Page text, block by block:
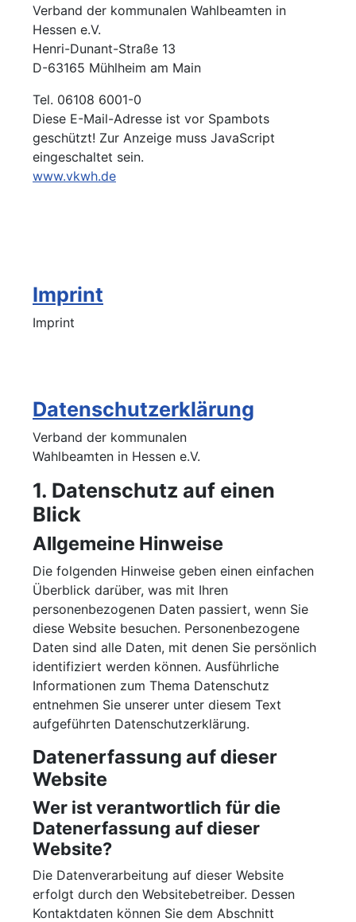
Verband der kommunalen Wahlbeamten in
Hessen e.V.
Henri-Dunant-Straße 13
D-63165 Mühlheim am Main
Tel. 06108 6001-0
Diese E-Mail-Adresse ist vor Spambots
geschützt! Zur Anzeige muss JavaScript
eingeschaltet sein.
www.vkwh.de
Imprint
Imprint
Datenschutzerklärung
Verband der kommunalen
Wahlbeamten in Hessen e.V.
1. Datenschutz auf einen
Blick
Allgemeine Hinweise
Die folgenden Hinweise geben einen einfachen
Überblick darüber, was mit Ihren
personenbezogenen Daten passiert, wenn Sie
diese Website besuchen. Personenbezogene
Daten sind alle Daten, mit denen Sie persönlich
identifiziert werden können. Ausführliche
Informationen zum Thema Datenschutz
entnehmen Sie unserer unter diesem Text
aufgeführten Datenschutzerklärung.
Datenerfassung auf dieser
Website
Wer ist verantwortlich für die
Datenerfassung auf dieser
Website?
Die Datenverarbeitung auf dieser Website
erfolgt durch den Websitebetreiber. Dessen
Kontaktdaten können Sie dem Abschnitt